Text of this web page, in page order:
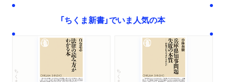
「ちくま新書」でいま人気の本
ちくま新書 ちくま新書